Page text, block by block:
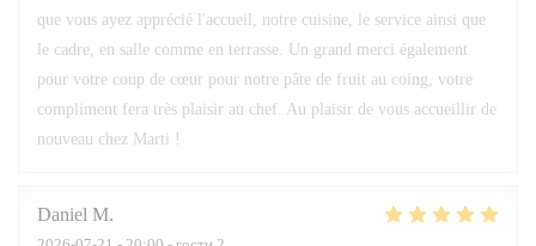
que vous ayez apprécié l'accueil, notre cuisine, le service ainsi que
le cadre, en salle comme en terrasse. Un grand merci également
pour votre coup de cœur pour notre pâte de fruit au coing, votre
compliment fera très plaisir au chef. Au plaisir de vous accueillir de
nouveau chez Marti !
Daniel M